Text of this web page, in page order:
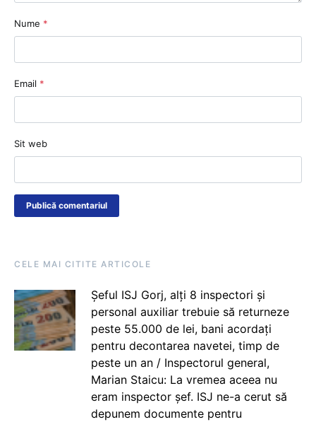
Nume *
Email *
Sit web
CELE MAI CITITE ARTICOLE
Șeful ISJ Gorj, alți 8 inspectori și
personal auxiliar trebuie să returneze
peste 55.000 de lei, bani acordați
pentru decontarea navetei, timp de
peste un an / Inspectorul general,
Marian Staicu: La vremea aceea nu
eram inspector șef. ISJ ne-a cerut să
depunem documente pentru